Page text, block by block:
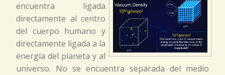
encuentra ligada
directamente al centro
del cuerpo humano y
directamente ligada a la
energía del planeta y al
universo. No se encuentra separada del medio